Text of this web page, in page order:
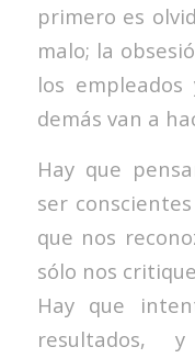
primero es
malo; la
los
demás van a
Hay que
ser
que nos
sólo nos
Hay que
resultados,